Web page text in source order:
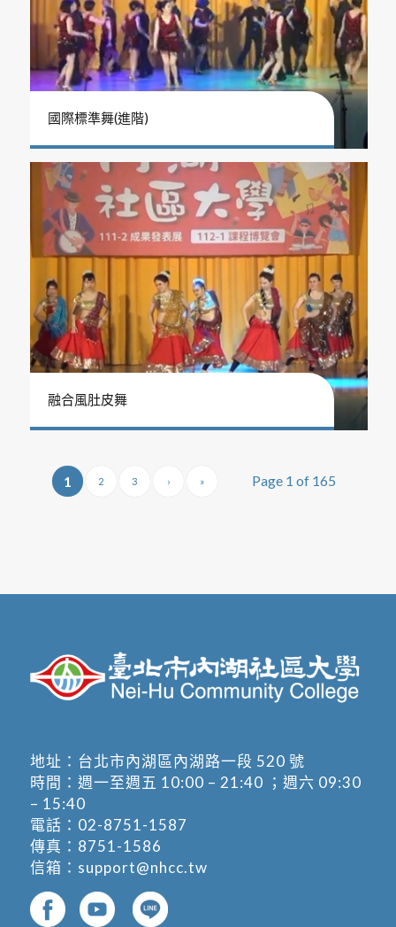
國際標準舞(進階)
融合風肚皮舞
Page 1 of 165
1 2 3 › »
地址： 台北市內湖區內湖路一段 520 號
時間：週一至週五 10:00 – 21:40 ；週六 09:30
– 15:40
電話： 02-8751-1587
傳真：8751-1586
信箱： support@nhcc.tw